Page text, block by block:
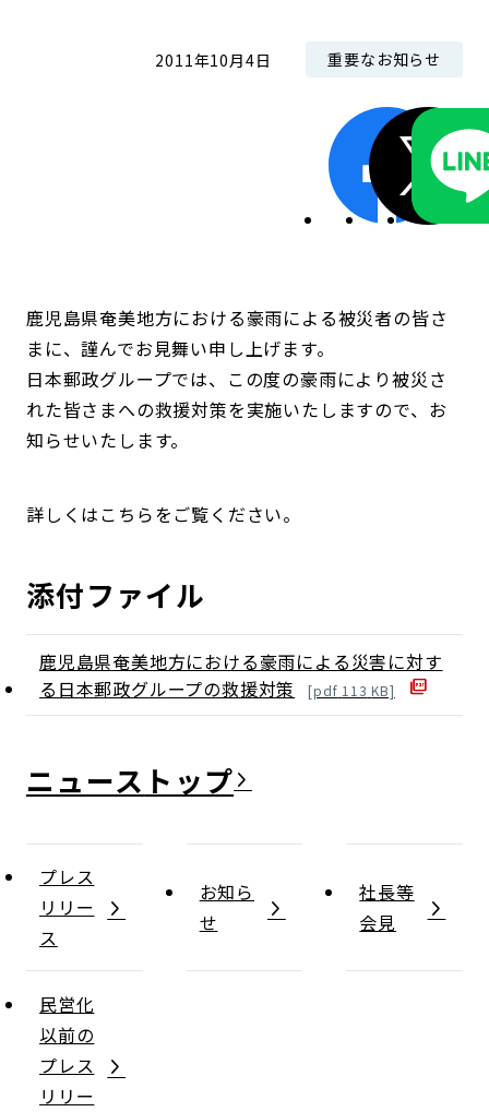
2011年10月4日 重要なお知らせ
鹿児島県奄美地方における豪雨による被災者の皆さ
まに、謹んでお見舞い申し上げます。
日本郵政グループでは、この度の豪雨により被災さ
れた皆さまへの救援対策を実施いたしますので、お
知らせいたします。
詳しくはこちらをご覧ください。
添付ファイル
鹿児島県奄美地方における豪雨による災害に対す
る日本郵政グループの救援対策
[pdf 113 KB]
ニュース
プレス
リリー
ス
お知ら
せ
社長等
会見
民営化
以前の
プレス
リリー